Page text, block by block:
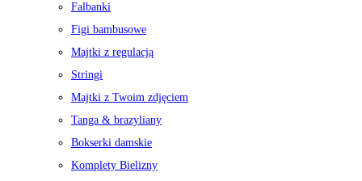
Falbanki
Figi bambusowe
Majtki z regulacją
Stringi
Majtki z Twoim zdjęciem
Tanga & brazyliany
Bokserki damskie
Komplety Bielizny